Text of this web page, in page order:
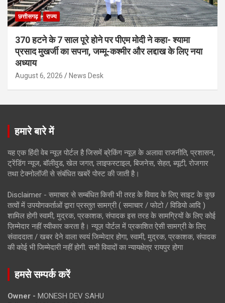
छत्तीसगढ़ राज्य
370 हटने के 7 साल पूरे होने पर पीएम मोदी ने कहा- श्यामा
प्रसाद मुखर्जी का सपना, जम्मू-कश्मीर और लद्दाख के लिए नया
अध्याय
August 6, 2026 News Desk
हमारे बारे में
यह एक हिंदी वेब न्यूज़ पोर्टल है जिसमें ब्रेकिंग न्यूज़ के अलावा राजनीति, प्रशासन,
ट्रेंडिंग न्यूज, बॉलीवुड, खेल जगत, लाइफस्टाइल, बिजनेस, सेहत, ब्यूटी, रोजगार
तथा टेक्नोलॉजी से संबंधित खबरें पोस्ट की जाती है।
Disclaimer - समाचार से सम्बंधित किसी भी तरह के विवाद के लिए साइट के कुछ
तत्वों में उपयोगकर्ताओं द्वारा प्रस्तुत सामग्री ( समाचार / फोटो / विडियो आदि )
शामिल होगी स्वामी, मुद्रक, प्रकाशक, संपादक इस तरह के सामग्रियों के लिए कोई
ज़िम्मेदार नहीं स्वीकार करता है। न्यूज़ पोर्टल में प्रकाशित ऐसी सामग्री के लिए
संवाददाता / खबर देने वाला स्वयं जिम्मेदार होगा, स्वामी, मुद्रक, प्रकाशक, संपादक
की कोई भी जिम्मेदारी नहीं होगी. सभी विवादों का न्यायक्षेत्र रायपुर होगा
हमसे सम्पर्क करें
Owner - MONESH DEV SAHU